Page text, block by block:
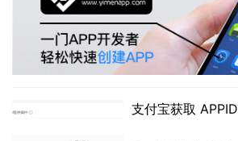
支付宝获取 APPID